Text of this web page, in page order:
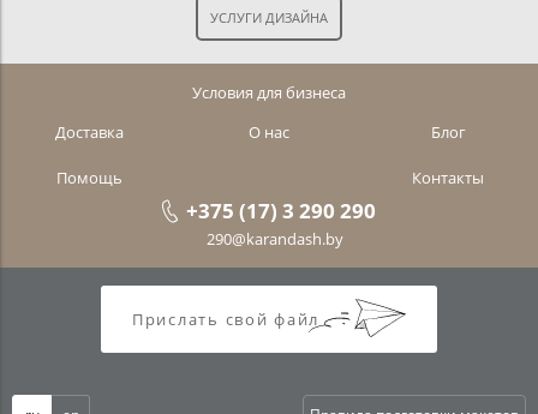
Условия для бизнеса
Доставка
О нас Блог
Помощь Контакты
+375 (17) 3 290 290
290@karandash.by
Прислать свой файл